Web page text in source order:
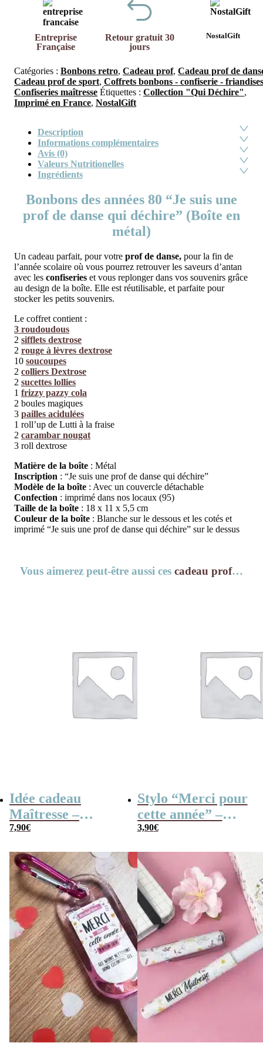
Entreprise
Française
Retour gratuit 30
jours
NostalGift
Catégories : Bonbons retro, Cadeau prof, Cadeau prof de
Cadeau prof de sport, Coffrets bonbons - confiserie - friandises
Confiseries maîtresse Étiquettes : Collection "Qui Déchire",
Imprimé en France, NostalGift
Description
Informations complémentaires
Avis (0)
Valeurs Nutritionelles
Ingrédients
Bonbons des années 80 “Je suis une
prof de danse qui déchire” (Boîte en
métal)
Un cadeau parfait, pour votre prof de danse, pour la fin de
l’année scolaire où vous pourrez retrouver les saveurs d’antan
avec les confiseries et vous replonger dans vos souvenirs grâce
au design de la boîte. Elle est réutilisable, et parfaite pour
stocker les petits souvenirs.
Le coffret contient :
3 roudoudous
2 sifflets dextrose
2 rouge à lèvres dextrose
10 soucoupes
2 colliers Dextrose
2 sucettes lollies
1 frizzy pazzy cola
2 boules magiques
3 pailles acidulées
1 roll’up de Lutti à la fraise
2 carambar nougat
3 roll dextrose
Matière de la boîte : Métal
Inscription : “Je suis une prof de danse qui déchire”
Modèle de la boîte : Avec un couvercle détachable
Confection : imprimé dans nos locaux (95)
Taille de la boîte : 18 x 11 x 5,5 cm
Couleur de la boîte : Blanche sur le dessous et les cotés et
imprimé “Je suis une prof de danse qui déchire” sur le dessus
Vous aimerez peut-être aussi ces cadeau prof…
Idée cadeau
Maîtresse –
Cahier de
7,90€
Stylo “Merci pour
cette année” –
Cadeau maîtresse
3,90€